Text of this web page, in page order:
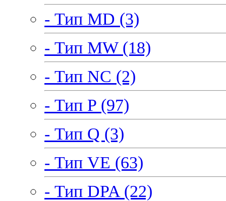
- Тип MD (3)
- Тип MW (18)
- Тип NC (2)
- Тип P (97)
- Тип Q (3)
- Тип VE (63)
- Тип DPA (22)